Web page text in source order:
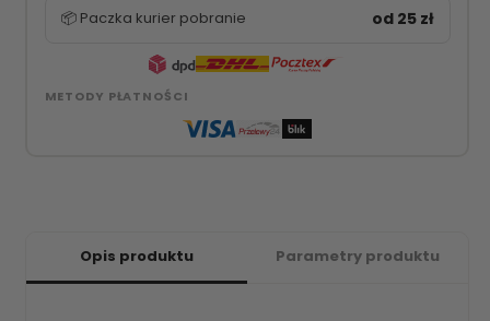
📦 Paczka kurier pobranie od 25 zł
METODY PŁATNOŚCI
Opis produktu Parametry produktu